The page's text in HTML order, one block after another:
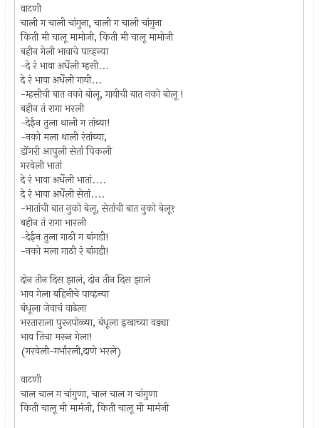
वाटणी
चाली ग चाली चांगुना, चाली ग चाली चांगुना
किती मी चालू मामोजी, किती मी चालू मामोजी
बहीन गेली भावाचे पाव्हन्या
-दे रं भावा अर्धेली म्हसी...
दे रं भावा अर्धेली गायी...
-म्हसीची बात नको बोलू, गायीची बात नको बोलू !
बहीन तं रागा भरली
-देईन तुला थाली ग तांब्या!
-नको मला थाली रंतांब्या,
डोंगरी आपुली सेतां पिकली
गरवेली भातां
दे रं भावा अर्धेली भातां....
दे रं भावा अर्धेली सेतां....
-भातांची बात नुको बेलू, सेतांची बात नुको बेलू१
बहीन तं रागा भारली
-देईन तुला गाठी ग बांगडी!
-नको मला गाठी रं बांगडी!
दोन तीन दिस झालं, दोन तीन दिस झालं
भाव गेला बहिनीचे पाव्हन्या
बंधूला जेवाचं वाढेला
भरताराला पुरनपोळ्या, बंधूला इखाच्या वड्या
भाव तिचा मरून गेला!
(गरवेली-गर्भारली,दाणे भरले)
वाटणी
चाल चाल ग चांगुणा, चाल चाल ग चांगुणा
किती चालू मी मामंजी, किती चालू मी मामंजी